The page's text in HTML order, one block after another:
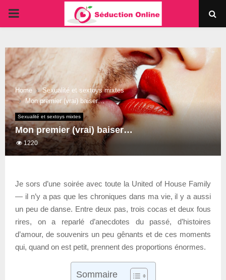
PRIMARY
Home
Sexualité et sextoys mixtes
Mon premier (vrai) baiser…
Sexualité et sextoys mixtes
Mon premier (vrai) baiser…
1220
Je sors d’une soirée avec toute la United of House Family
— il n’y a pas que les chroniques dans ma vie, il y a aussi
un peu de danse. Entre deux pas, trois cocas et deux fous
rires, on a reparlé d’anecdotes du passé, d’histoires
d’amour, de souvenirs un peu gênants et de ces moments
qui, quand on est petit, prennent des proportions énormes.
Sommaire